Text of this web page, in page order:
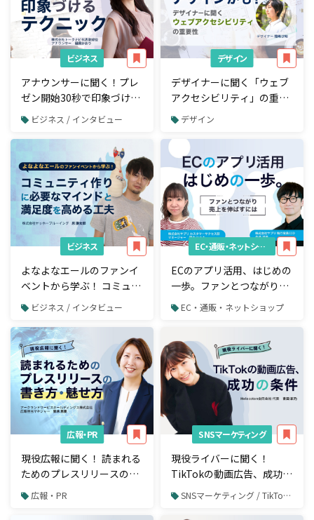
ビジネス
アナウンサーに聞く！プレ
ゼン開始30秒で印象づける
テクニック
ビジネス / インタビュー
デザイン
デザイナーに聞く「ウェブ
アクセシビリティ」の重要
性。成果が出ないサイトの
デザイン
ビジネス
よなよなエールのファンイ
ベントから学ぶ！ コミュニ
ティ作りに必要なマインド
と満足度を高める工夫
ビジネス / インタビュー
EC・通販・ネットショップ
ECのアプリ活用、はじめの
一歩。ファンとつながり売
上を伸ばすには
EC・通販・ネットショップ
広報・PR
現役広報に聞く！ 読まれる
ためのプレスリリースの書
き方・魅せ方
広報・PR
SNSマーケティング
現役ライバーに聞く！
TikTokの動画広告、成功の
条件SNSマーケティング / TikTok / TikTok広告